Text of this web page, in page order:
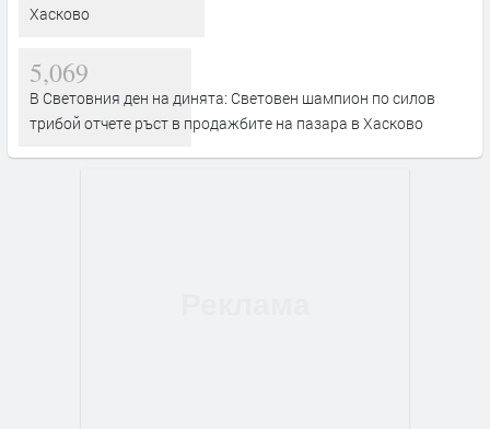
Хасково
5,069
В Световния ден на динята: Световен шампион по силов
трибой отчете ръст в продажбите на пазара в Хасково